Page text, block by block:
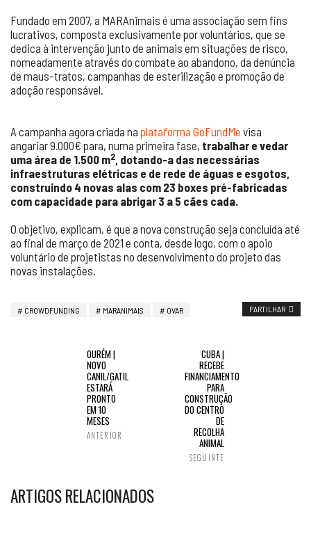
Fundado em 2007, a MARAnimais é uma associação sem fins
lucrativos, composta exclusivamente por voluntários, que se
dedica à intervenção junto de animais em situações de risco,
nomeadamente através do combate ao abandono, da denúncia
de maus-tratos, campanhas de esterilização e promoção de
adoção responsável.
A campanha agora criada na plataforma GoFundMe visa
angariar 9.000€ para, numa primeira fase, trabalhar e vedar
uma área de 1.500 m2, dotando-a das necessárias
infraestruturas elétricas e de rede de águas e esgotos,
construindo 4 novas alas com 23 boxes pré-fabricadas
com capacidade para abrigar 3 a 5 cães cada.
O objetivo, explicam, é que a nova construção seja concluída até
ao final de março de 2021 e conta, desde logo, com o apoio
voluntário de projetistas no desenvolvimento do projeto das
novas instalações.
CROWDFUNDING MARANIMAIS OVAR PARTILHAR
OURÉM |
NOVO
CANIL/GATIL
ESTARÁ
PRONTO
EM 10
MESES
ANTERIOR
CUBA |
RECEBE
FINANCIAMENTO
PARA
CONSTRUÇÃO
DO CENTRO
DE
RECOLHA
ANIMAL
SEGUINTE
ARTIGOS RELACIONADOS